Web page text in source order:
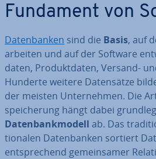
Fundament von
Da­ten­ban­ken sind die Basis, auf
arbeiten und auf der Software
da­ten, Pro­dukt­da­ten, Versand-
Hunderte weitere Da­ten­sät­ze
der meisten Un­ter­neh­men. Die
spei­che­rung hängt dabei
Da­ten­bank­mo­dell ab. Das
tio­na­len Da­ten­ban­ken sortiert
ent­spre­chend ge­mein­sa­mer